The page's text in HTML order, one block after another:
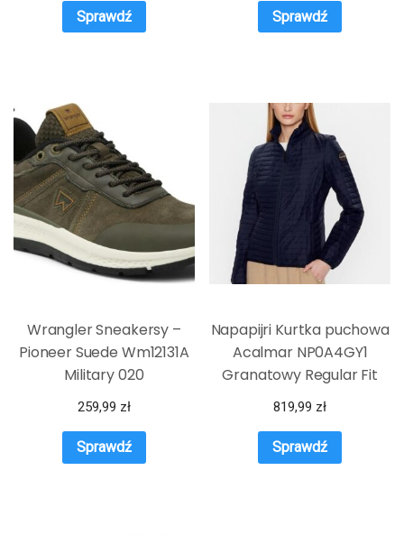
Sprawdź Sprawdź
Wrangler Sneakersy –
Pioneer Suede Wm12131A
Military 020
259,99 zł
Sprawdź
Napapijri Kurtka puchowa
Acalmar NP0A4GY1
Granatowy Regular Fit
819,99 zł
Sprawdź